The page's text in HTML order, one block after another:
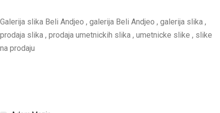
Galerija slika Beli Andjeo , galerija Beli Andjeo , galerija slika ,
prodaja slika , prodaja umetnickih slika , umetnicke slike , slike
na prodaju